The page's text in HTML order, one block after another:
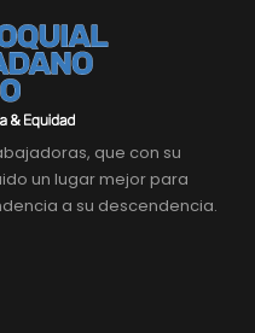
que con su
un lugar mejor para
a su descendencia.